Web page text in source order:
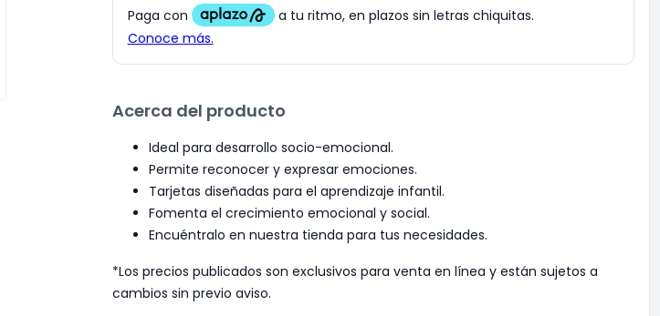
Acerca del producto
Ideal para desarrollo socio-emocional.
Permite reconocer y expresar emociones.
Tarjetas diseñadas para el aprendizaje infantil.
Fomenta el crecimiento emocional y social.
Encuéntralo en nuestra tienda para tus necesidades.
*Los precios publicados son exclusivos para venta en línea y están sujetos a
cambios sin previo aviso.